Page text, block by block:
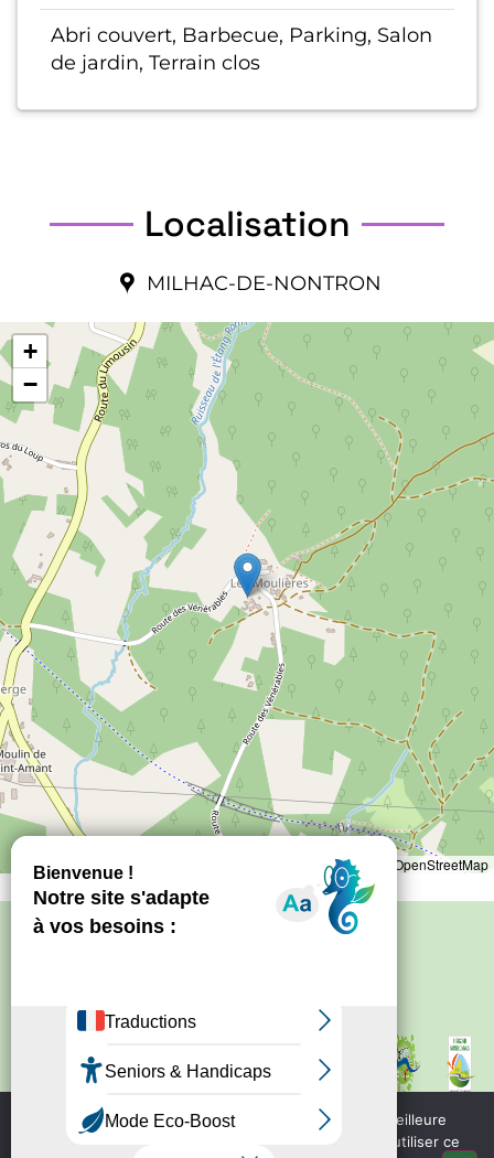
Abri couvert, Barbecue, Parking, Salon
de jardin, Terrain clos
Localisation
MILHAC-DE-NONTRON
+
−
Leaflet OpenStreetMap
Site créé par
Politique de confidentialité
Mentions
touristique de Nontron
Bureau d'information
Nous utilisons des cookies pour vous garantir la meilleure
expérience sur notre site web. Si vous continuez à utiliser ce